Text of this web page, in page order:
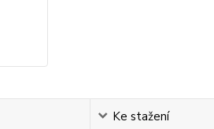
Ke stažení